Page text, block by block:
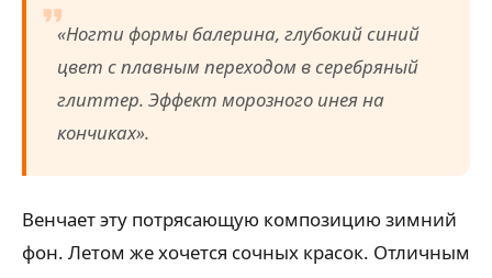
«Ногти формы балерина, глубокий синий
цвет с плавным переходом в серебряный
глиттер. Эффект морозного инея на
кончиках».
Венчает эту потрясающую композицию зимний
фон. Летом же хочется сочных красок. Отличным